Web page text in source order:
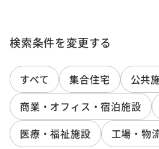
検索条件を変更する
すべて 集合住宅
公共
商業・オフィス・宿泊施設
医療・福祉施設
工場・物